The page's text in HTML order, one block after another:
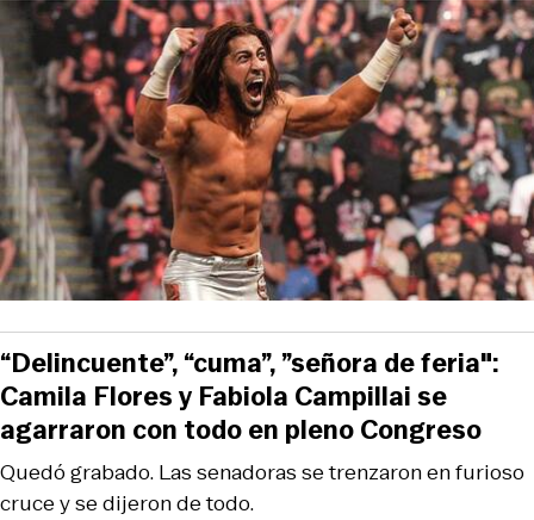
Quedó grabado. Las senadoras se trenzaron en furioso
cruce y se dijeron de todo.
“Delincuente”, “cuma”, ”señora de feria":
Camila Flores y Fabiola Campillai se
agarraron con todo en pleno Congreso